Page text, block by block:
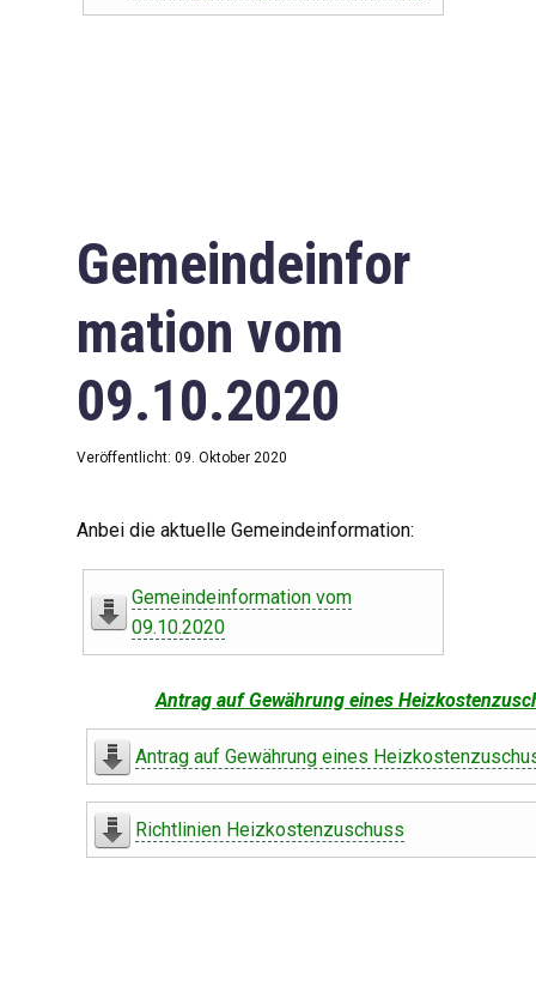
Gemeindeinfor
mation vom
09.10.2020
Veröffentlicht: 09. Oktober 2020
Anbei die aktuelle Gemeindeinformation:
Gemeindeinformation vom
09.10.2020
Antrag auf Gewährung eines
Antrag auf Gewährung eines
Richtlinien Heizkostenzuschuss